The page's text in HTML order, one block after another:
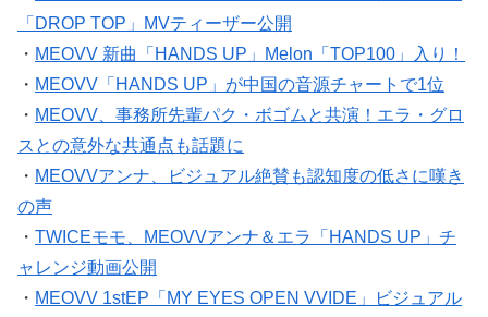
「DROP TOP」MVティーザー公開
・ MEOVV 新曲「HANDS UP」Melon「TOP100」入り！
・ MEOVV「HANDS UP」が中国の音源チャートで1位
・ MEOVV、事務所先輩パク・ボゴムと共演！エラ・グロ
スとの意外な共通点も話題に
・ MEOVVアンナ、ビジュアル絶賛も認知度の低さに嘆き
の声
・ TWICEモモ、MEOVVアンナ＆エラ「HANDS UP」チ
ャレンジ動画公開
・ MEOVV 1stEP「MY EYES OPEN VVIDE」ビジュアル